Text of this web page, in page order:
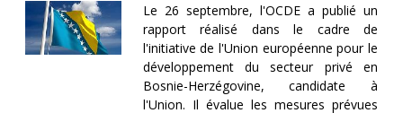
Le 26 septembre, l'OCDE a publié un
rapport réalisé dans le cadre de
l'initiative de l'Union européenne pour le
développement du secteur privé en
Bosnie-Herzégovine, candidate à
l'Union. Il évalue les mesures prévues